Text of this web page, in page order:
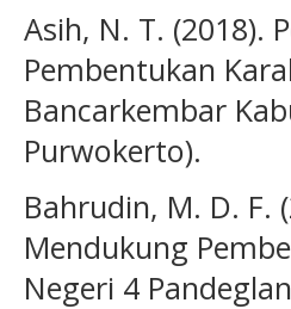
Asih, N. T. (2018).
Pembentukan
Bancarkembar
Purwokerto).
Bahrudin, M. D. F.
Mendukung
Negeri 4